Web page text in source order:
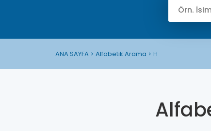
ANA SAYFA Alfabetik Arama H